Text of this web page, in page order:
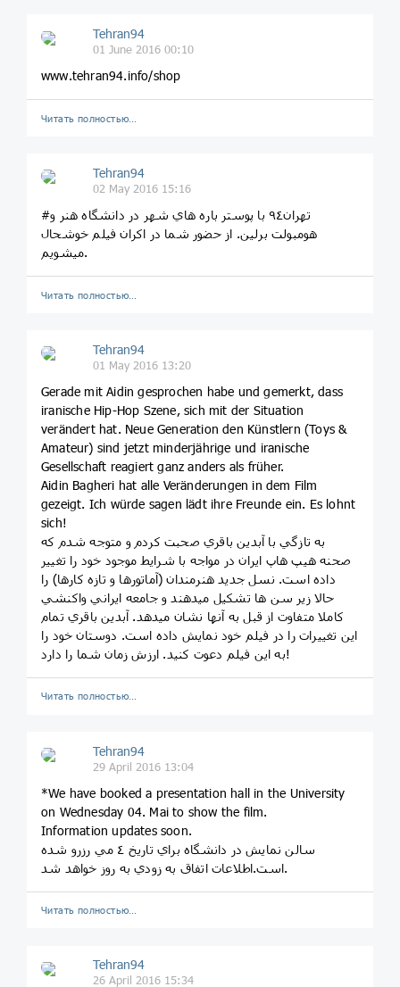
Tehran94
01 June 2016 00:10
www.tehran94.info/shop
Читать полностью…
Tehran94
02 May 2016 15:16
#تهران٩٤ با پوستر باره هاي شهر در دانشگاه هنر و
هومبولت برلين. از حضور شما در اكران فيلم خوشحال
ميشويم.
Читать полностью…
Tehran94
01 May 2016 13:20
Gerade mit Aidin gesprochen habe und gemerkt, dass
iranische Hip-Hop Szene, sich mit der Situation
verändert hat. Neue Generation den Künstlern (Toys &
Amateur) sind jetzt minderjährige und iranische
Gesellschaft reagiert ganz anders als früher.
Aidin Bagheri hat alle Veränderungen in dem Film
gezeigt. Ich würde sagen lädt ihre Freunde ein. Es lohnt
sich!
به تازگي با آبدين باقري صحبت كردم و متوجه شدم كه
صحنه هيپ هاپ ايران در مواجه با شرايط موجود خود را تغيير
داده است. نسل جديد هنرمندان (آماتورها و تازه كارها) را
حالا زير سن ها تشكيل ميدهند و جامعه ايراني واكنشي
كاملا متفاوت از قبل به آنها نشان ميدهد. آبدين باقري تمام
اين تغييرات را در فيلم خود نمايش داده است. دوستان خود را
به اين فيلم دعوت كنيد. ارزش زمان شما را دارد!
Читать полностью…
Tehran94
29 April 2016 13:04
*We have booked a presentation hall in the University
on Wednesday 04. Mai to show the film.
Information updates soon.
سالن نمايش در دانشگاه براي تاريخ ٤ مي رزرو شده
است.اطلاعات اتفاق به زودي به روز خواهد شد.
Читать полностью…
Tehran94
26 April 2016 15:34